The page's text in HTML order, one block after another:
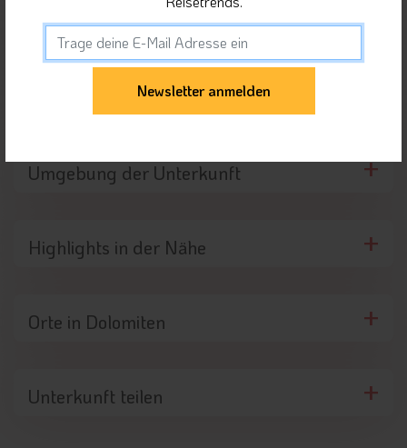
Sie haben weitere Fragen?
Lage der Unterkunft
Umgebung der Unterkunft
Highlights in der Nähe
Orte in Dolomiten
Unterkunft teilen